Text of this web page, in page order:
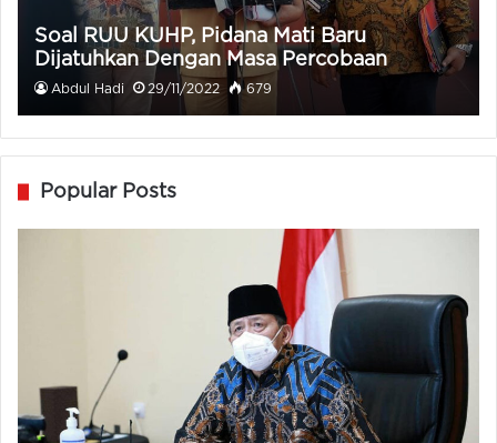
Soal RUU KUHP, Pidana Mati Baru
Dijatuhkan Dengan Masa Percobaan
Abdul Hadi 29/11/2022 679
Popular Posts